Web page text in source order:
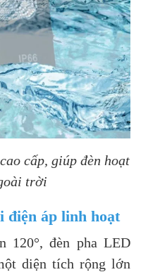
cấp, giúp đèn hoạt
trời
điện áp linh hoạt
120°, đèn pha LED
diện tích rộng lớn